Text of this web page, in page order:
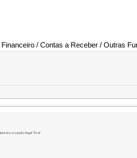
Financeiro / Contas a Receber / Outras